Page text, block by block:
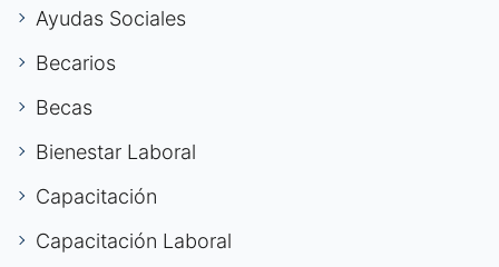
Ayudas Sociales
Becarios
Becas
Bienestar Laboral
Capacitación
Capacitación Laboral